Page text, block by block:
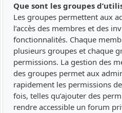
Que sont les groupes
Les groupes permettent aux
l’accès des membres et des
fonctionnalités. Chaque
plusieurs groupes et chaque
permissions. La gestion des
des groupes permet aux
rapidement les permissions
fois, telles qu’ajouter des
rendre accessible un forum